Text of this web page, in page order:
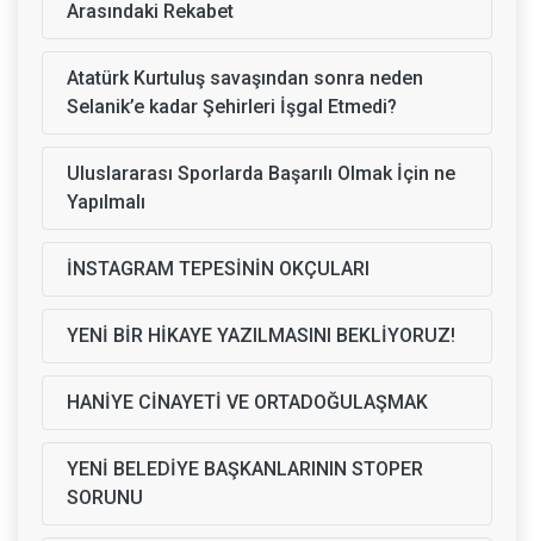
Arasındaki Rekabet
Atatürk Kurtuluş savaşından sonra neden
Selanik’e kadar Şehirleri İşgal Etmedi?
Uluslararası Sporlarda Başarılı Olmak İçin ne
Yapılmalı
İNSTAGRAM TEPESİNİN OKÇULARI
YENİ BİR HİKAYE YAZILMASINI BEKLİYORUZ!
HANİYE CİNAYETİ VE ORTADOĞULAŞMAK
YENİ BELEDİYE BAŞKANLARININ STOPER
SORUNU